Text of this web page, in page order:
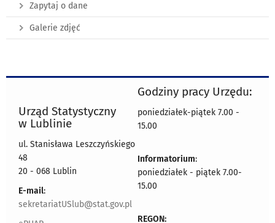
Zapytaj o dane
Galerie zdjęć
Urząd Statystyczny
w Lublinie
ul. Stanisława Leszczyńskiego
48
20 - 068 Lublin
E-mail:
sekretariatUSlub@stat.gov.pl
Godziny pracy Urzędu:
poniedziałek-piątek 7.00 -
15.00
Informatorium:
poniedziałek - piątek 7.00-
15.00
REGON: